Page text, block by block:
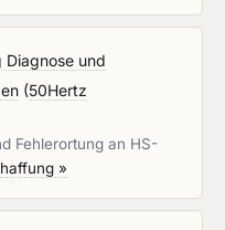
Diagnose und
(50Hertz
Fehlerortung an HS-
»